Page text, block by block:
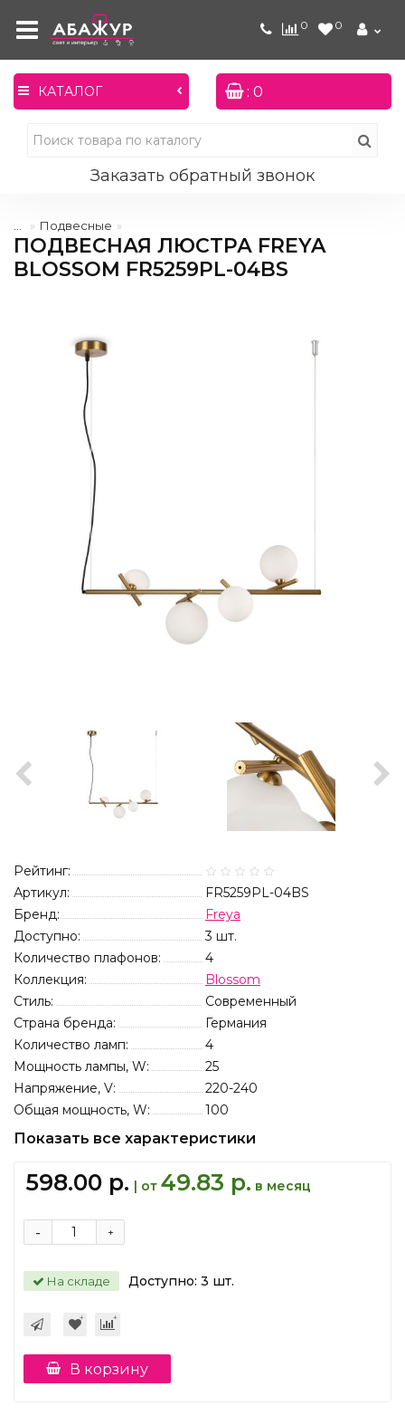
0 0
КАТАЛОГ : 0
Заказать обратный звонок
Подвесные
ПОДВЕСНАЯ ЛЮСТРА FREYA
BLOSSOM FR5259PL-04BS
Рейтинг:
Артикул:
FR5259PL-04BS
Бренд:
Freya
Доступно:
3 шт.
Количество плафонов:
4
Коллекция:
Blossom
Стиль:
Современный
Страна бренда:
Германия
Количество ламп:
4
Мощность лампы, W:
25
Напряжение, V:
220-240
Общая мощность, W:
100
Показать все характеристики
598.00 р. | от 49.83 р. в месяц
+
-
На складе Доступно: 3 шт.
В корзину